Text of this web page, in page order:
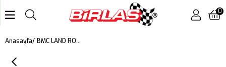
0
Anasayfa BMC LAND ROVER DEFENDER KUTU İÇİ PERFORMANS HAVA FİLTRESİ FB893/20